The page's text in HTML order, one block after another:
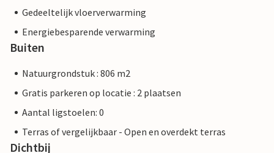
Gedeeltelijk vloerverwarming
Energiebesparende verwarming
Buiten
Natuurgrondstuk : 806 m2
Gratis parkeren op locatie : 2 plaatsen
Aantal ligstoelen: 0
Terras of vergelijkbaar - Open en overdekt terras
Dichtbij